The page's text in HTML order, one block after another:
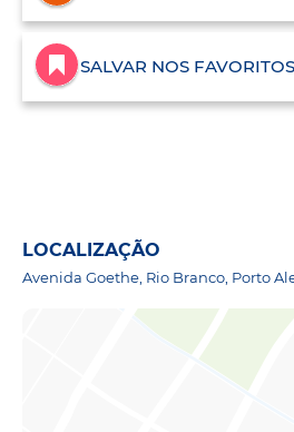
SALVAR NOS FAVORITOS
LOCALIZAÇÃO
Avenida Goethe, Rio Branco, Porto